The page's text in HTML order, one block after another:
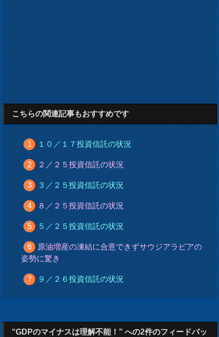
こちらの関連記事もおすすめです
１０／１７投資信託の状況
２／２５投資信託の状況
３／２５投資信託の状況
８／２５投資信託の状況
５／２５投資信託の状況
原油増産の凍結に合意できずサウジアラビアの
姿勢に驚き
９／２６投資信託の状況
“GDPのマイナスは理解不能！” への2件のフィードバッ